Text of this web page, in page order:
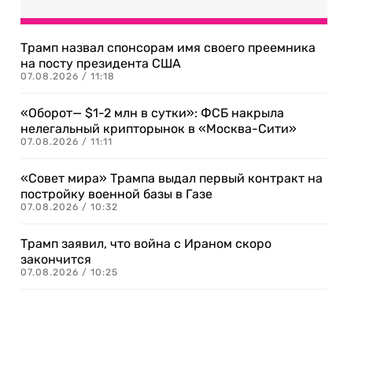
Трамп назвал спонсорам имя своего преемника
на посту президента США
07.08.2026 / 11:18
«Оборот— $1-2 млн в сутки»: ФСБ накрыла
нелегальный крипторынок в «Москва-Сити»
07.08.2026 / 11:11
«Совет мира» Трампа выдал первый контракт на
постройку военной базы в Газе
07.08.2026 / 10:32
Трамп заявил, что война с Ираном скоро
закончится
07.08.2026 / 10:25